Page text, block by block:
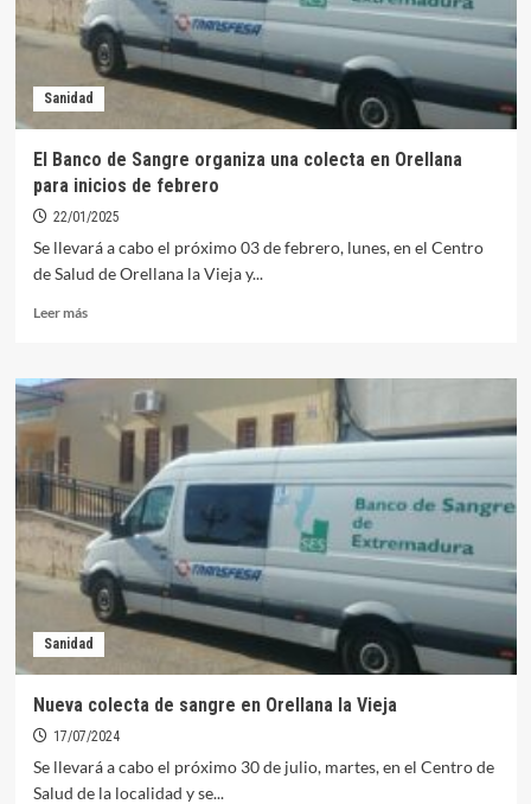
Sanidad
El Banco de Sangre organiza una colecta en Orellana
para inicios de febrero
22/01/2025
Se llevará a cabo el próximo 03 de febrero, lunes, en el Centro
de Salud de Orellana la Vieja y...
Leer másLeer
El
Sangre
una
colecta
en
Orellana
para
inicios
de
febrero
Sanidad
Nueva colecta de sangre en Orellana la Vieja
17/07/2024
Se llevará a cabo el próximo 30 de julio, martes, en el Centro de
Salud de la localidad y se...